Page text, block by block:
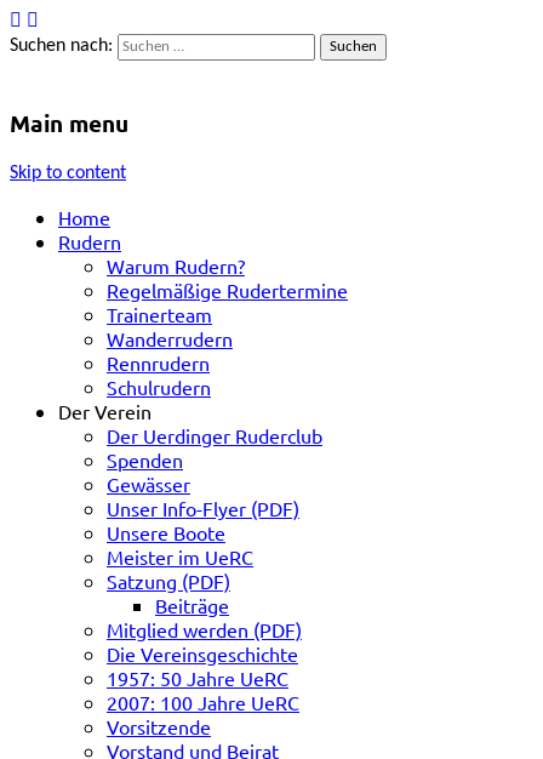
Suchen nach:
Main menu
Skip to content
Home
Rudern
Warum Rudern?
Regelmäßige Rudertermine
Trainerteam
Wanderrudern
Rennrudern
Schulrudern
Der Verein
Der Uerdinger Ruderclub
Spenden
Gewässer
Unser Info-Flyer (PDF)
Unsere Boote
Meister im UeRC
Satzung (PDF)
Beiträge
Mitglied werden (PDF)
Die Vereinsgeschichte
1957: 50 Jahre UeRC
2007: 100 Jahre UeRC
Vorsitzende
Vorstand und Beirat